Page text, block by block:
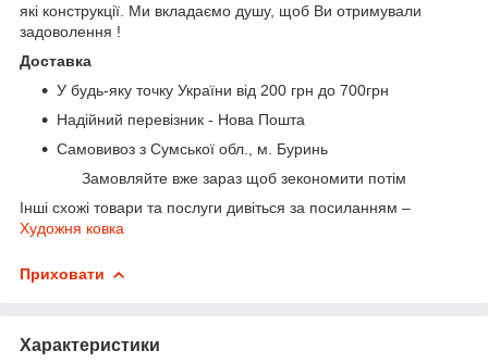
які конструкції. Ми вкладаємо душу, щоб Ви отримували
задоволення !
Доставка
У будь-яку точку України від 200 грн до 700грн
Надійний перевізник - Нова Пошта
Самовивоз з Сумської обл., м. Буринь
Замовляйте вже зараз щоб зекономити потім
Інші схожі товари та послуги дивіться за посиланням –
Художня ковка
Приховати
Характеристики